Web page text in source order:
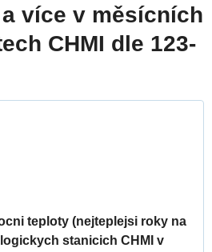
více v měsícních
CHMI dle 123-
teploty (nejteplejsi roky na
stanicich CHMI v